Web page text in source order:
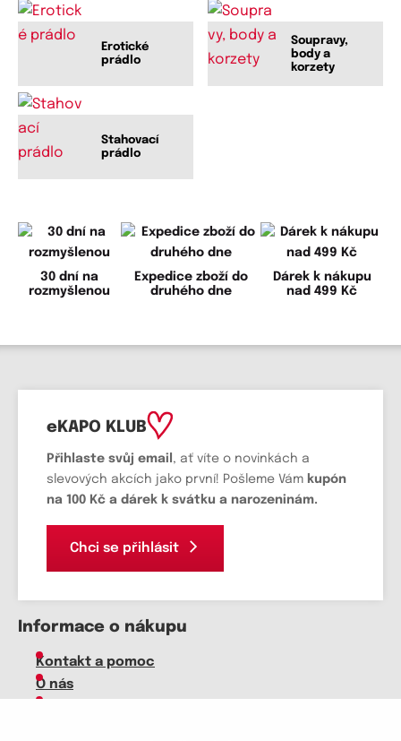
Erotické
prádlo
Soupravy,
body a
korzety
Stahovací
prádlo
30 dní na
rozmyšlenou
Expedice zboží do
druhého dne
Dárek k nákupu
nad 499 Kč
eKAPO KLUB
Přihlaste svůj email , ať víte o novinkách a
slevových akcích jako první! Pošleme Vám kupón
na 100 Kč a dárek k svátku a narozeninám.
Chci se přihlásit
Informace o nákupu
Kontakt a pomoc
O nás